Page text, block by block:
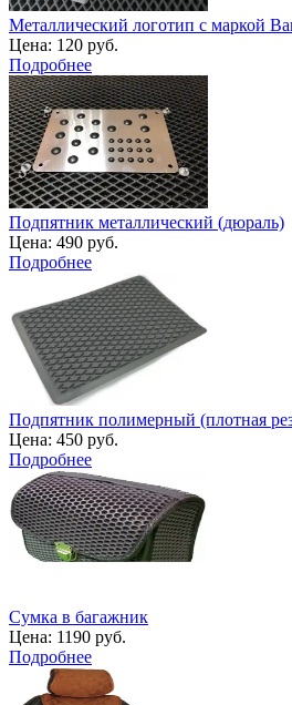
Металлический логотип с маркой
Цена: 120 руб.
Подробнее
Подпятник металлический (дюраль)
Цена: 490 руб.
Подробнее
Подпятник полимерный (плотная
Цена: 450 руб.
Подробнее
Сумка в багажник
Цена: 1190 руб.
Подробнее